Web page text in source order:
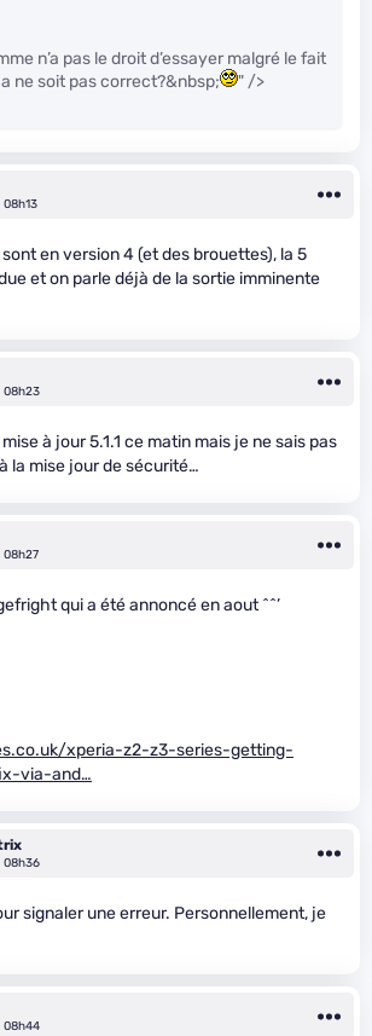
n’a pas le droit d’essayer malgré le fait
ne soit pas correct?&nbsp;
" />
08h13
en version 4 (et des brouettes), la 5
et on parle déjà de la sortie imminente
08h23
à jour 5.1.1 ce matin mais je ne sais pas
la mise jour de sécurité…
08h27
qui a été annoncé en aout ^^’
xperia-z2-z3-series-getting-
via-and…
08h36
signaler une erreur. Personnellement, je
08h44